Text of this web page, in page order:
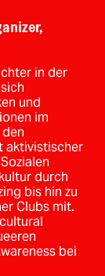
in der
und
im
aktivistischer
durch
bis hin zu
Clubs mit.
bei